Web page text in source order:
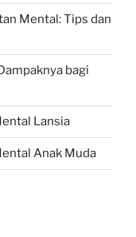
Mental: Tips dan
bagi
Lansia
Anak Muda